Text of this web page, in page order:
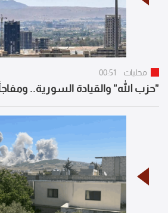
محليات 00:51
"حزب الله" والقيادة السورية..